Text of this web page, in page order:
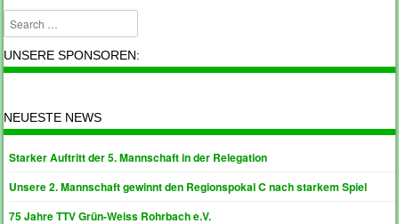
Search
UNSERE SPONSOREN:
NEUESTE NEWS
Starker Auftritt der 5. Mannschaft in der Relegation
Unsere 2. Mannschaft gewinnt den Regionspokal C nach starkem Spiel
75 Jahre TTV Grün-Weiss Rohrbach e.V.